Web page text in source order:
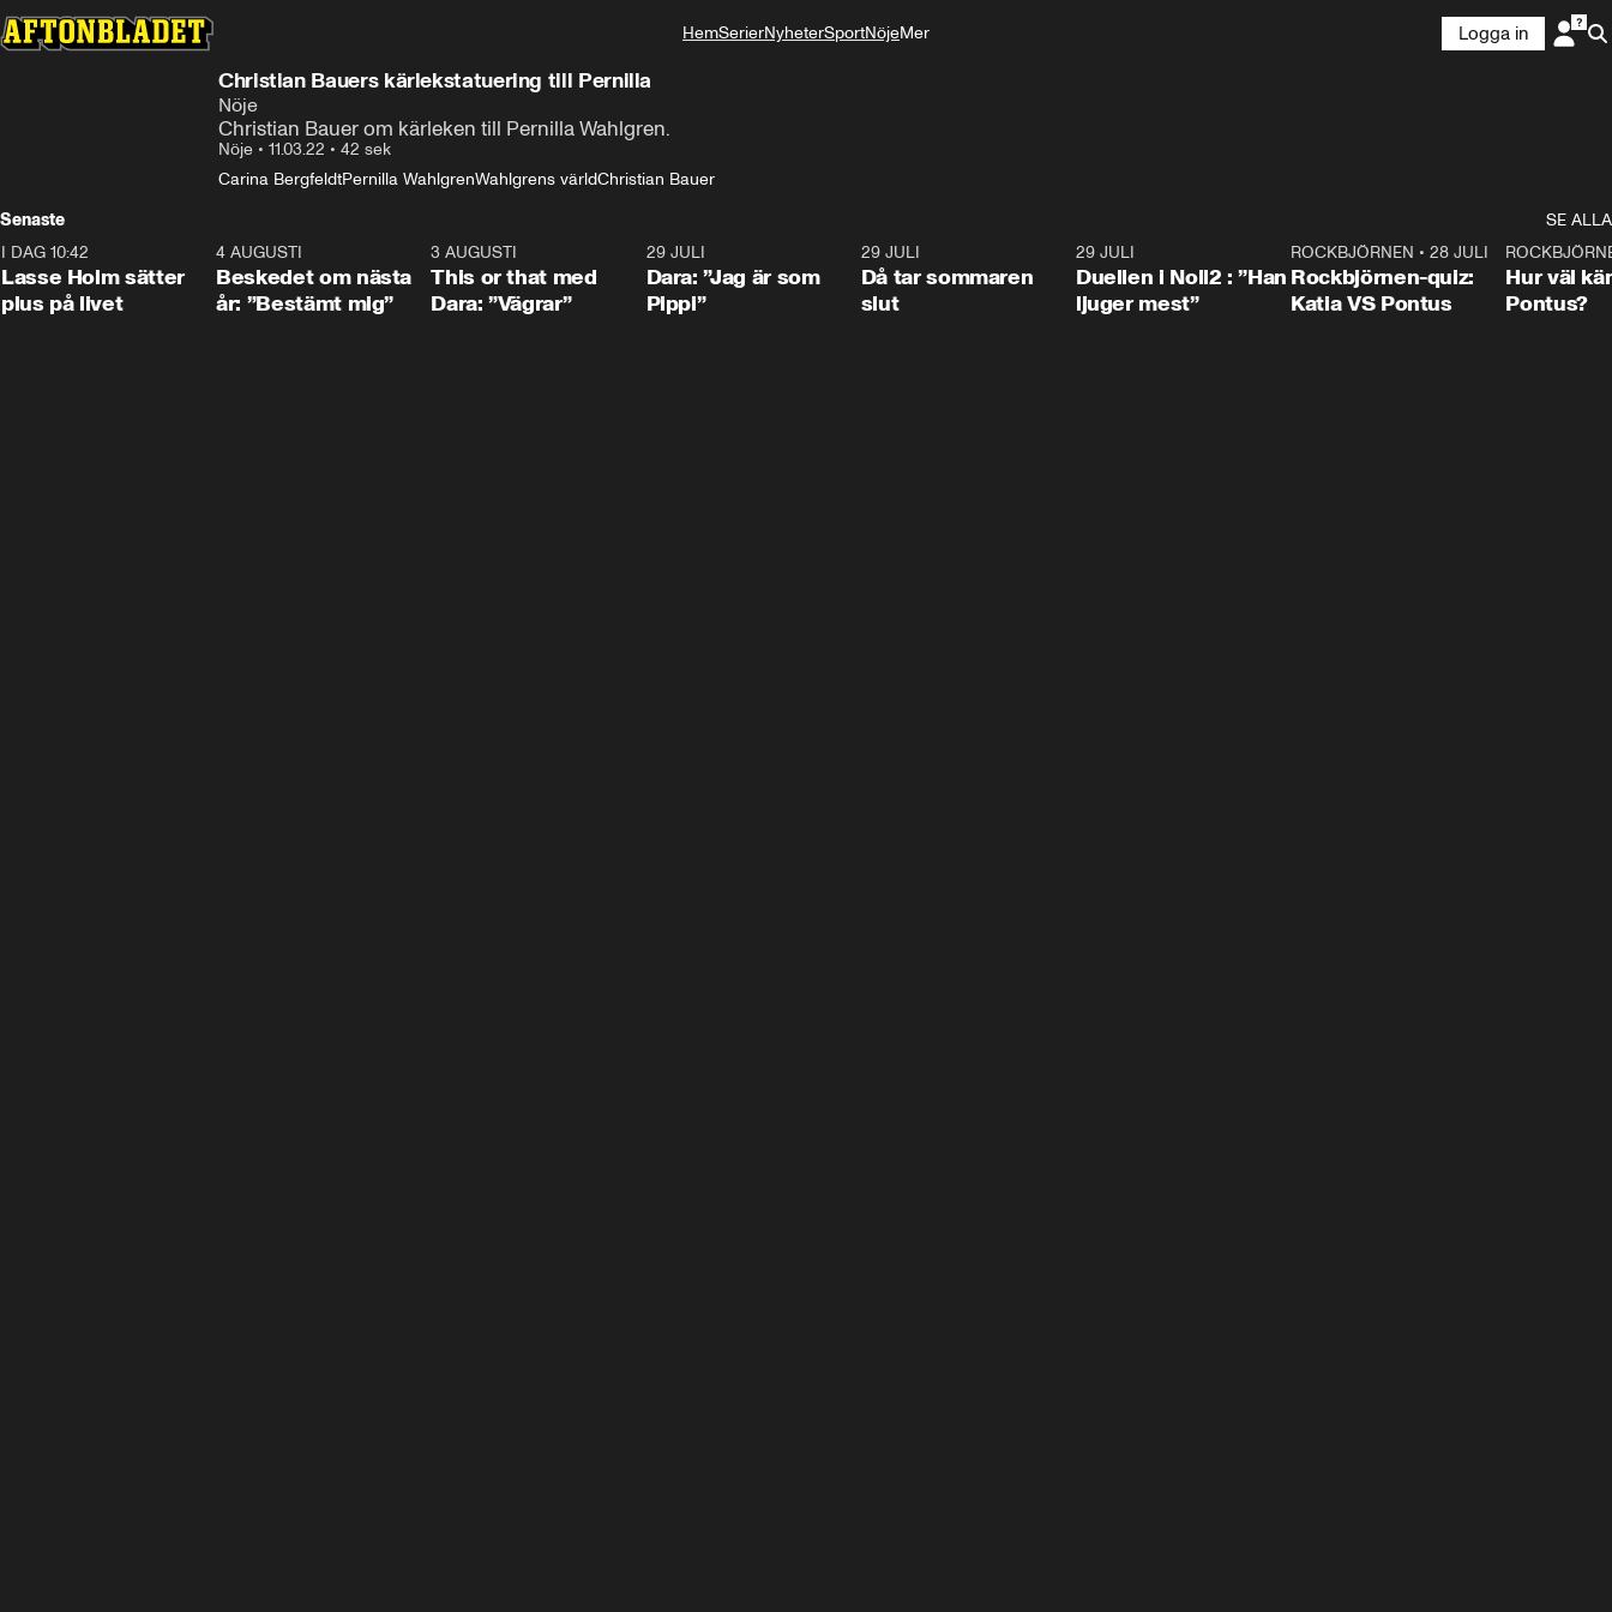
HemSerierNyheterSportNöjeMer
Logga in
Christian Bauers kärlekstatuering till Pernilla
Nöje
Christian Bauer om kärleken till Pernilla Wahlgren.
Nöje • 11.03.22 • 42 sek
Carina BergfeldtPernilla WahlgrenWahlgrens världChristian Bauer
Senaste
SE ALLA
1:04
I DAG 10:42
Lasse Holm sätter
plus på livet
0:24
4 AUGUSTI
Beskedet om nästa
år: ”Bestämt mig”
3 AUGUSTI
This or that med
Dara: ”Vägrar”
29 JULI
Dara: ”Jag är som
Pippi”
29 JULI
Då tar sommaren
slut
29 JULI
Duellen i Noll2 : ”Han
ljuger mest”
0:15
ROCKBJÖRNEN •28 JULI
Rockbjörnen-quiz:
Katia VS Pontus
Hur väl
Pontus?